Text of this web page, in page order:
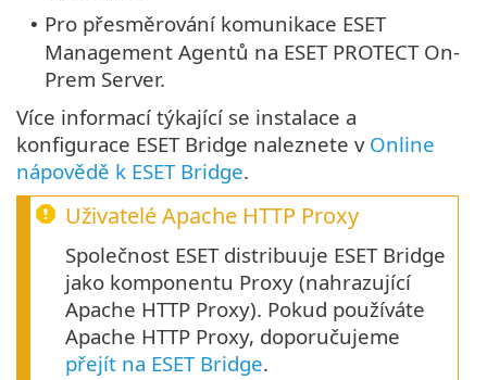
• Pro přesměrování komunikace ESET
Management Agentů na ESET PROTECT On-
Prem Server.
Více informací týkající se instalace a
konfigurace ESET Bridge naleznete v Online
nápovědě k ESET Bridge.
UživateléApache HTTP Proxy
Společnost ESET distribuuje ESET Bridge
jako komponentu Proxy (nahrazující
Apache HTTP Proxy). Pokud používáte
Apache HTTP Proxy, doporučujeme
přejít na ESET Bridge.